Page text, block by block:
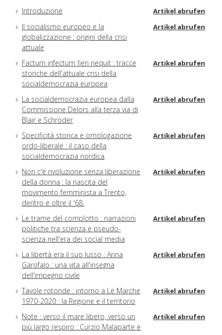
Introduzione Artikel abrufen
Il socialismo europeo e la
globalizzazione : origini della crisi
attuale
Artikel abrufen
Factum infectum fieri nequit : tracce
storiche dell'attuale crisi della
socialdemocrazia europea
Artikel abrufen
La socialdemocrazia europea dalla
Commissione Delors alla terza via di
Blair e Schröder
Artikel abrufen
Specificità storica e omologazione
ordo-liberale : il caso della
socialdemocrazia nordica
Artikel abrufen
Non c'è rivoluzione senza liberazione
della donna : la nascita del
movimento femminista a Trento,
dentro e oltre il '68.
Artikel abrufen
Le trame del complotto : narrazioni
politiche tra scienza e pseudo-
scienza nell'era dei social media
Artikel abrufen
La libertà era il suo lusso : Anna
Garofalo : una vita all'insegna
dell'impegno civile
Artikel abrufen
Tavole rotonde : intorno a Le Marche
1970-2020 : la Regione e il territorio
Artikel abrufen
Note : verso il mare libero, verso un
più largo respiro : Curzio Malaparte e
Artikel abrufen